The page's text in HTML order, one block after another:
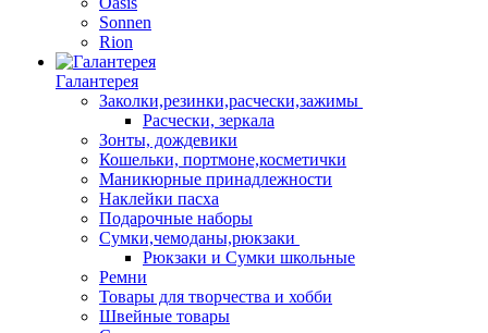
Sonnen
Rion
Галантерея
Заколки,резинки,расчески,зажимы
Расчески, зеркала
Зонты, дождевики
Кошельки, портмоне,косметички
Маникюрные принадлежности
Наклейки пасха
Подарочные наборы
Сумки,чемоданы,рюкзаки
Рюкзаки и Сумки школьные
Ремни
Товары для творчества и хобби
Швейные товары